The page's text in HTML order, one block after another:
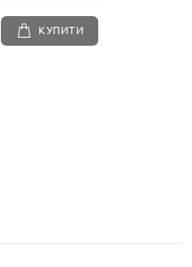
КУПИТИ